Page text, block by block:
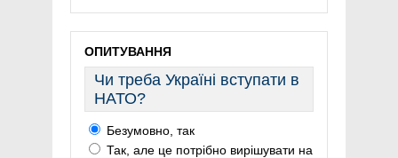
ОПИТУВАННЯ
Чи треба Україні вступати в
НАТО?
Безумовно, так
Так, але це потрібно вирішувати на